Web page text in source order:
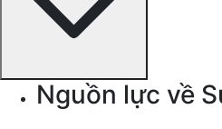
Nguồn lực về